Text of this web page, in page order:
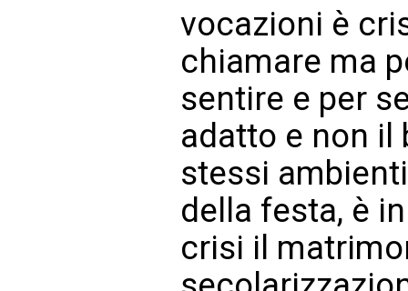
vocazioni è
chiamare ma
sentire e per
adatto e non il
stessi
della festa, è
crisi il